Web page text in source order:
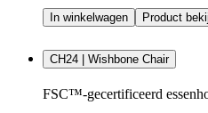
In winkelwagen Product
CH24 | Wishbone Chair
FSC™-gecertificeerd